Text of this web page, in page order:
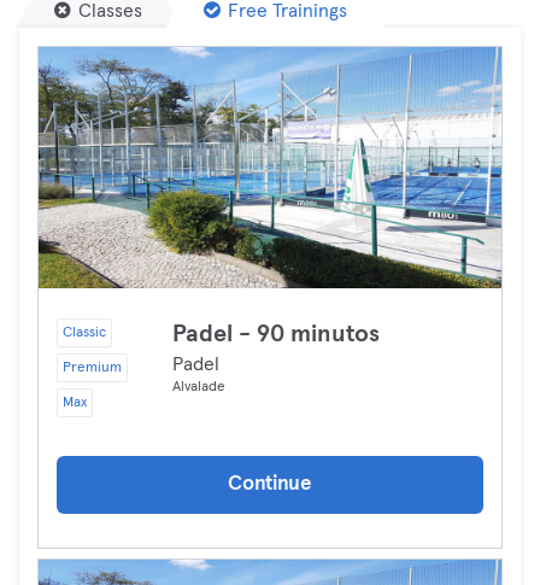
Classes Free Trainings
Classic
Premium
Max
Padel - 90 minutos
Padel
Alvalade
Continue